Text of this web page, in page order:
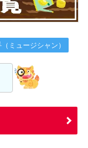
ミュージシャン）